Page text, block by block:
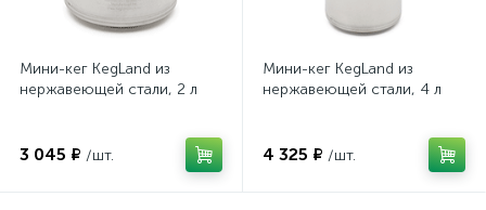
Мини-кег KegLand из
нержавеющей стали, 2 л
3 045 ₽ /шт.
Мини-кег KegLand из
нержавеющей стали, 4 л
4 325 ₽ /шт.